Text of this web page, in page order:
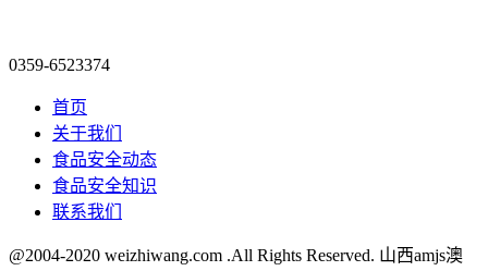
0359-6523374
首页
关于我们
食品安全动态
食品安全知识
联系我们
@2004-2020 weizhiwang.com .All Rights Reserved. 山西amjs澳